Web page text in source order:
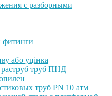
с разборными
фитинги
або уцінка
труб ПНД
труб PN 10 атм